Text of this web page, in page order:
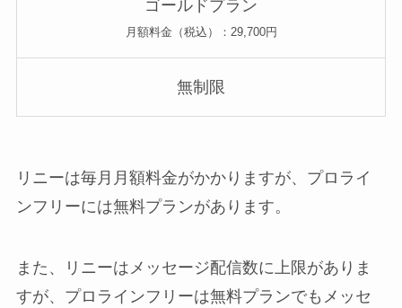
ゴールドプラン
月額料金（税込）：29,700円
無制限
リニーは毎月月額料金がかかりますが、プロライ
ンフリーには無料プランがあります。
また、リニーはメッセージ配信数に上限がありま
すが、プロラインフリーは無料プランでもメッセ